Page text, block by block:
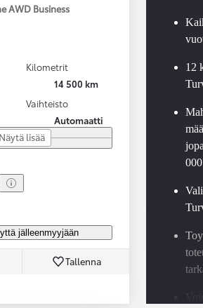
AWD Business
Kilometrit
14 500 km
Vaihteisto
Automaatti
Näytä lisää
jälleenmyyjään
Tallenna
12